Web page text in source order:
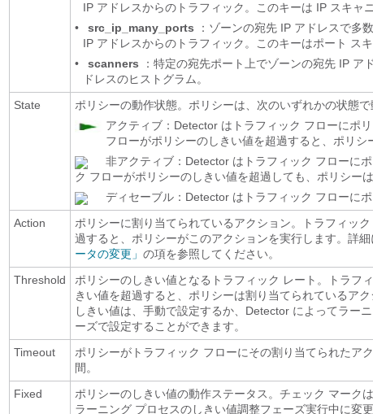
IP アドレスからのトラフィック。このキーは IP スキャ
•
src_ip_many_ports ：ゾーンの宛先 IP アドレスで多
IP アドレスからのトラフィック。このキーはポート ス
•
scanners
：特定の宛先ポート上でゾーンの宛先 IP ア
ドレスのヒストグラム。
State
ポリシーの動作状態。ポリシーは、次のいずれかの状態で
アクティブ：Detector はトラフィック フローにポ
フローがポリシーのしきい値を超過すると、ポリシ
非アクティブ：Detector はトラフィック フローに
ク フローがポリシーのしきい値を超過しても、ポリシー
ディセーブル：Detector はトラフィック フローにポ
Action
ポリシーに割り当てられているアクション。トラフィッ
過すると、ポリシーがこのアクションを実行します。詳細
ータの変更」 の項を参照してください。
Threshold
ポリシーのしきい値となるトラフィック レート。トラフ
きい値を超過すると、ポリシーは割り当てられているア
しきい値は、手動で設定するか、Detector によってラー
ーズで設定することができます。
Timeout
ポリシーがトラフィック フローにその割り当てられたア
間。
Fixed
ポリシーのしきい値の動作ステータス。チェック マーク
ラーニング プロセスのしきい値調整フェーズ実行中に変